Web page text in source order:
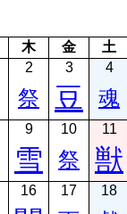
木 金
土
2
祭
3
豆
4
魂
9
雪
10
祭
11
獣
16 17 18